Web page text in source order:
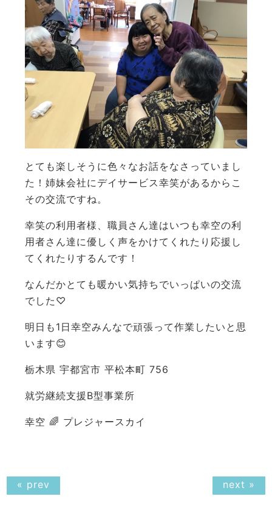
とても楽しそうに色々なお話をなさっていまし
た！姉妹会社にデイサービス幸笑があるからこ
その交流ですね。
幸笑の利用者様、職員さん達はいつも幸空の利
用者さん達に優しく声をかけてくれたり応援し
てくれたりするんです！
なんだかとても暖かい気持ちでいっぱいの交流
でした♡
明日も1日幸空みんなで頑張って作業したいと思
います😊
栃木県 宇都宮市 平松本町 756
就労継続支援B型事業所
幸空 🌈 プレジャースカイ
« prev next »